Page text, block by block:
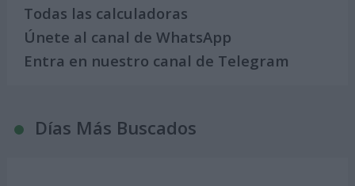
Todas las calculadoras
Únete al canal de WhatsApp
Entra en nuestro canal de Telegram
Días Más Buscados